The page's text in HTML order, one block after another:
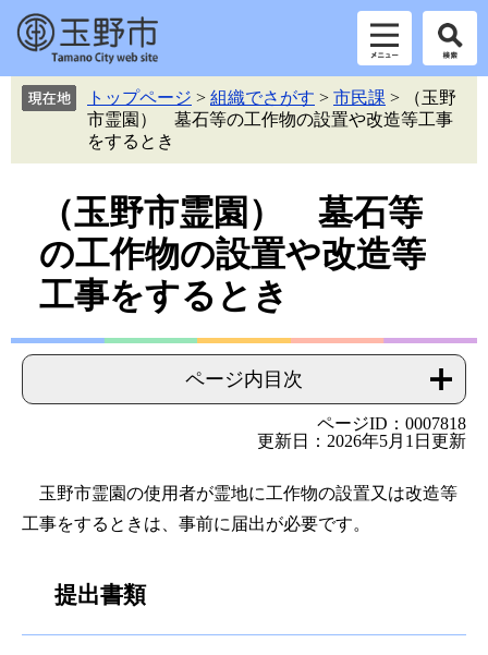
へ
トップページ > 組織でさがす > 市民課 >
（玉野
市霊園） 墓石等の工作物の設置や改造等工事
をするとき
（玉野市霊園） 墓石等
の工作物の設置や改造等
工事をするとき
ページ内目次
ページID：0007818
更新日：2026年5月1日更新
玉野市霊園の使用者が霊地に工作物の設置又は改造等
工事をするときは、事前に届出が必要です。
提出書類